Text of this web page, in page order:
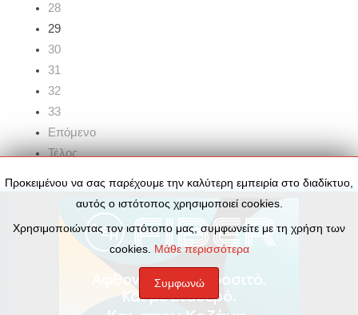
28
29
30
31
32
33
Επόμενο
Τέλος
Προκειμένου να σας παρέχουμε την καλύτερη εμπειρία στο διαδίκτυο,
αυτός ο ιστότοπος χρησιμοποιεί cookies.
Χρησιμοποιώντας τον ιστότοπο μας, συμφωνείτε με τη χρήση των
cookies. Μάθε περισσότερα
Συμφωνώ